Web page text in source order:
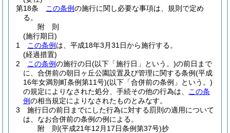
第18条
この条例の施行に関し必要な事項は、規則で定め
る。
附 則
(施行期日)
1
この条例 は、平成18年3月31日から施行する。
(経過措置)
2
この条例の施行の日(以下「施行日」という。)の前日まで
に、合併前の朝日ヶ丘公園設置及び管理に関する条例(平成
16年女満別町条例第11号)(以下「合併前の条例」という。)
の規定によりなされた処分、手続その他の行為は、
この条
例の相当規定によりなされたものとみなす。
3
施行日の前日までにした行為に対する罰則の適用について
は、なお合併前の条例の例による。
附 則(平成21年12月17日条例第37号)抄